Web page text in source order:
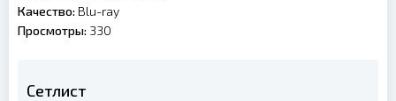
Качество: Blu-ray
Просмотры: 330
Сетлист